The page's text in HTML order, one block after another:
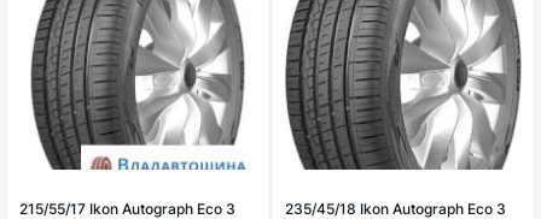
215/55/17 Ikon Autograph Eco 3
235/45/18 Ikon Autograph Eco 3